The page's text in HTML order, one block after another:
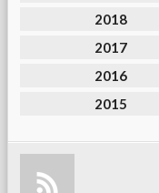
2018
2017
2016
2015